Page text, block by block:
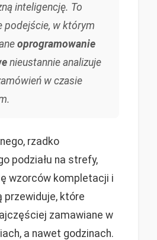
inteligencję. To
podejście, w którym
oprogramowanie
nieustannie analizuje
w czasie
rzadko
podziału na strefy,
wzorców kompletacji i
przewiduje, które
zamawiane w
a nawet godzinach.